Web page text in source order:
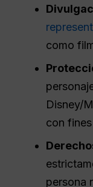
como
Disney/
con
persona